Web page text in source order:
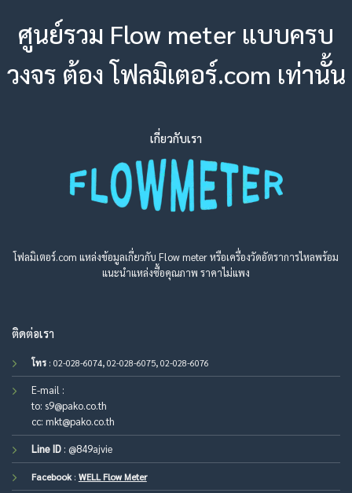
ศูนย์รวม Flow meter แบบครบ
วงจร ต้อง โฟลมิเตอร์.com เท่านั้น
เกี่ยวกับเรา
โฟลมิเตอร์.com แหล่งข้อมูลเกี่ยวกับ Flow meter หรือเครื่องวัดอัตราการไหลพร้อม
แนะนำแหล่งซื้อคุณภาพ ราคาไม่แพง
ติดต่อเรา
โทร: 02-028-6074, 02-028-6075, 02-028-6076
E-mail :
to: s9@pako.co.th
cc: mkt@pako.co.th
Line ID: @849ajvie
Facebook: WELL Flow Meter